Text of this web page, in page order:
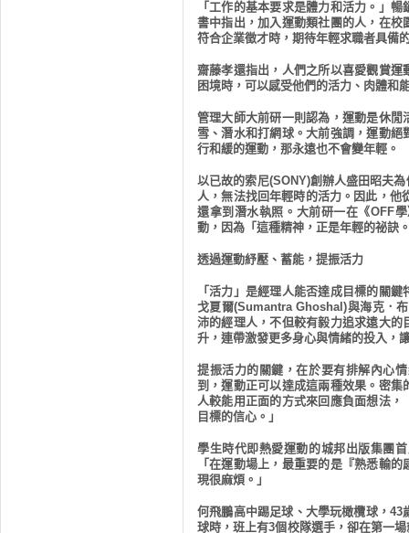
「工作的基本要求是體力和活力。」
書中指出，加入運動類社團的人，在
符合企業徵才時，期待年輕求職者具備
齋藤孝還指出，人們之所以喜愛觀賞
困境時，可以感受他們的活力、肉體和
管理大師大前研一則認為，運動是休
雪、潛水和打網球。大前強調，運動
行和緩的運動，那永遠也不會變年輕。
以已故的索尼(SONY)創辦人盛田昭夫
人，無法找回年輕時的活力。因此，他
還拿到潛水執照。大前研一在《OFF
動，因為「這種精神，正是年輕的祕訣
透過運動紓壓、蓄能，提振活力
「活力」是經理人能否達成目標的關
戈夏爾(Sumantra Ghoshal)與海克．
沛的經理人，不但較有毅力追求遠大
升，連帶激發更多身心與情緒的投入，
提振活力的關鍵，在於要有排解內心
到，運動正可以達成這兩種效果。密
人較能用正面的方式來回應負面想法
目標的信心。」
學生時代即熱愛運動的城邦出版集團
「在運動場上，最重要的是『熟悉輸
現很麻煩。」
何飛鵬高中踢足球、大學玩橄欖球，43
球時，班上有3個校隊選手，卻在第一